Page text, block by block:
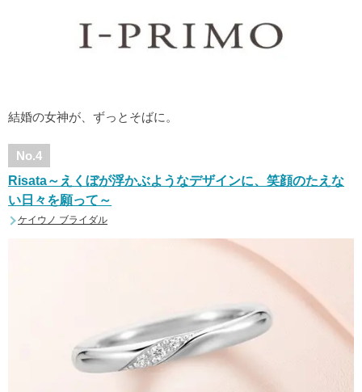
結婚の女神が、ずっとそばに。
No.4
Risata～えくぼが浮かぶようなデザインに、笑顔のたえな
い日々を願って～
ケイウノ ブライダル